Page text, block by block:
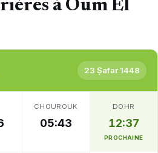
à Oum El
23 Ṣafar 1448
CHOUROUK
05:43
DOHR
12:37
PROCHAINE